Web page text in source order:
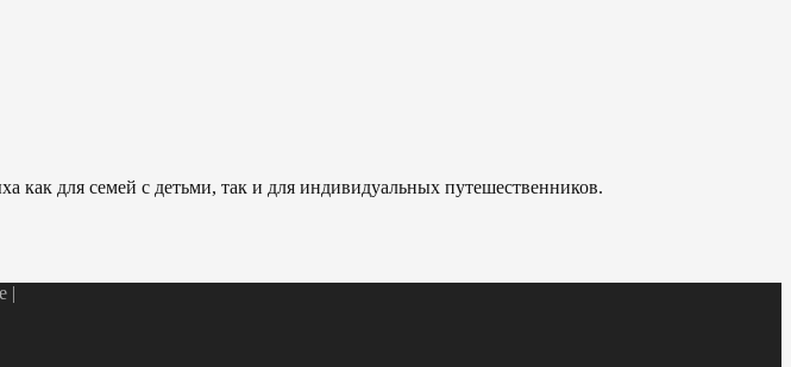
как для семей с детьми, так и для индивидуальных путешественников.
|